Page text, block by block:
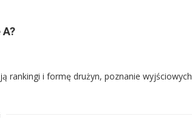
rankingi i formę drużyn, poznanie wyjściowych